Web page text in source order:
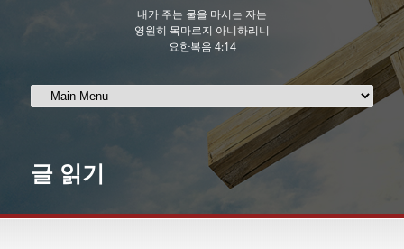
내가 주는 물을 마시는 자는
영원히 목마르지 아니하리니
요한복음 4:14
글 읽기